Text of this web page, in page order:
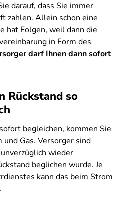
darauf, dass Sie immer
zahlen. Allein schon eine
hat Folgen, weil dann die
in Form des
darf Ihnen dann sofort
Rückstand so
begleichen, kommen Sie
Gas. Versorger sind
wieder
beglichen wurde. Je
kann das beim Strom